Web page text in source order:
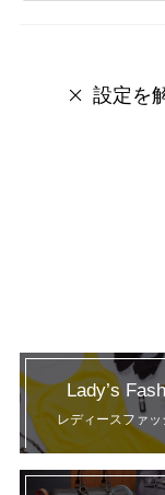
設定を
Lady’s
レディースファッ